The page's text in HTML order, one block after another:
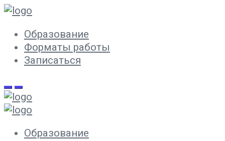
Образование
Форматы работы
Записаться
Образование